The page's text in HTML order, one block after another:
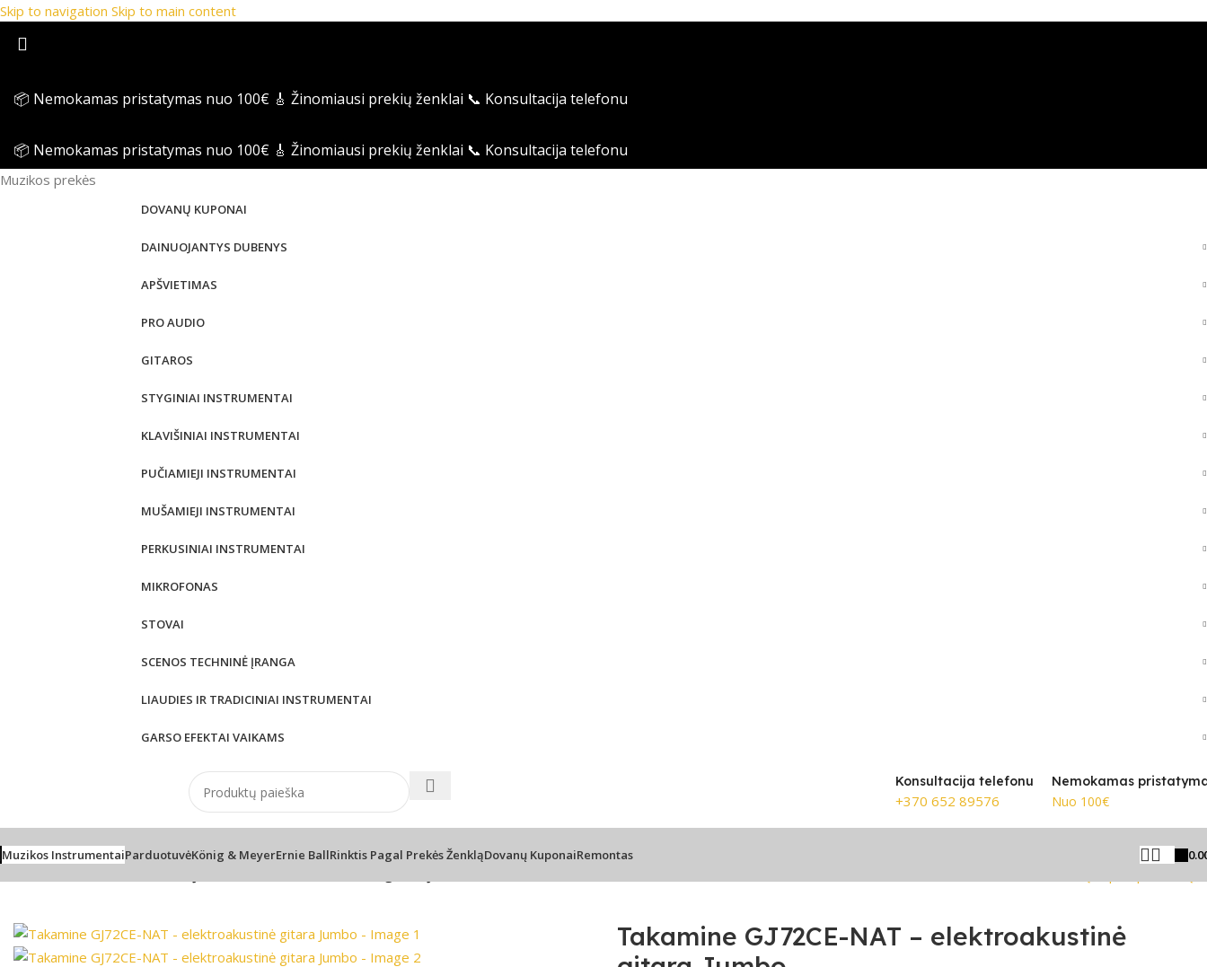
Skip to navigation Skip to main content
📦 Nemokamas pristatymas nuo 100€ 🎸 Žinomiausi prekių ženklai 📞 Konsultacija telefonu
📦 Nemokamas pristatymas nuo 100€ 🎸 Žinomiausi prekių ženklai 📞 Konsultacija telefonu
Muzikos prekės
DOVANŲ KUPONAI
DAINUOJANTYS DUBENYS
APŠVIETIMAS
PRO AUDIO
GITAROS
STYGINIAI INSTRUMENTAI
KLAVIŠINIAI INSTRUMENTAI
PUČIAMIEJI INSTRUMENTAI
MUŠAMIEJI INSTRUMENTAI
PERKUSINIAI INSTRUMENTAI
MIKROFONAS
STOVAI
SCENOS TECHNINĖ ĮRANGA
LIAUDIES IR TRADICINIAI INSTRUMENTAI
GARSO EFEKTAI VAIKAMS
Konsultacija telefonu
+370 652 89576
Nemokamas
Nuo 100€
Muzikos InstrumentaiParduotuvėKönig & MeyerErnie BallRinktis Pagal Prekės ŽenkląDovanų KuponaiRemontas
Takamine GJ72CE-NAT – elektroakustinė